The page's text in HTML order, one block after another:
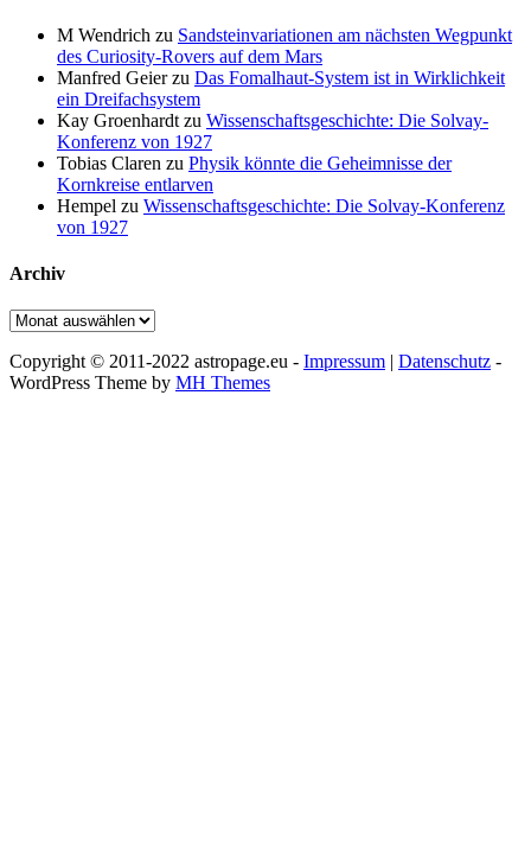
M Wendrich zu Sandsteinvariationen am nächsten Wegpunkt
des Curiosity-Rovers auf dem Mars
Manfred Geierzu Das Fomalhaut-System ist in Wirklichkeit
ein Dreifachsystem
Kay Groenhardt zu Wissenschaftsgeschichte: Die Solvay-
Konferenz von 1927
Tobias Claren zu Physik könnte die Geheimnisse der
Kornkreise entlarven
Hempel zu Wissenschaftsgeschichte: Die Solvay-Konferenz
von 1927
Archiv
Archiv
Copyright © 2011-2022 astropage.eu - Impressum | Datenschutz -
WordPress Theme by MH Themes